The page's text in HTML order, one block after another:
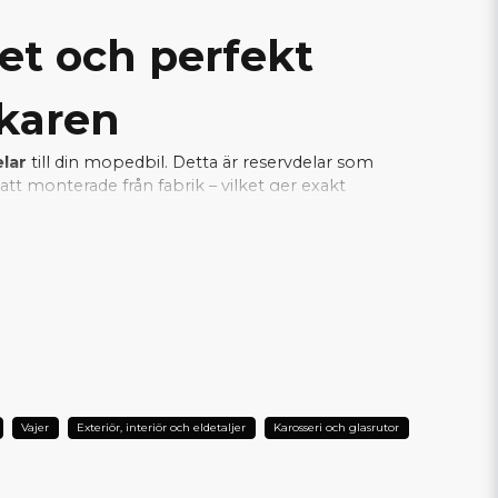
och perfekt
till din mopedbil. Detta är reservdelar som
monterade från fabrik – vilket ger exakt
fungerar tillsammans med bilens
DIN AIXAM?
Vajer Exteriör, interiör och eldetaljer Karosseri och glasrutor